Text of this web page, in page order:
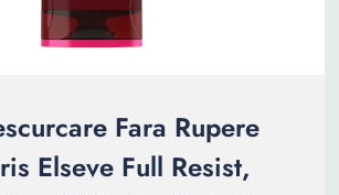
Fara Rupere
Elseve Full Resist,